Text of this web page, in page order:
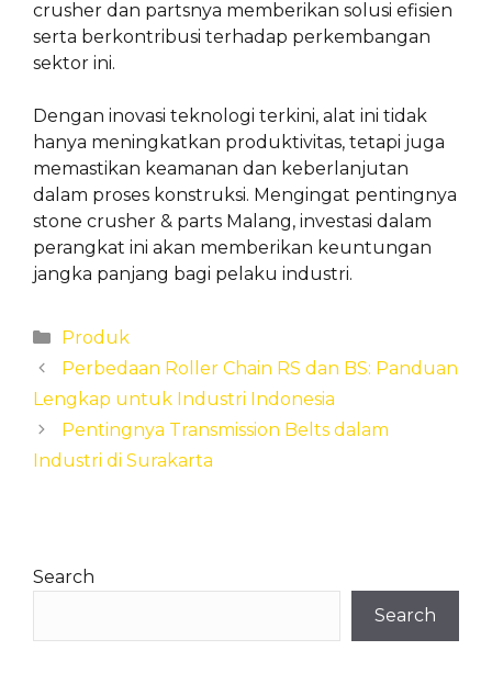
crusher dan partsnya memberikan solusi efisien
serta berkontribusi terhadap perkembangan
sektor ini.
Dengan inovasi teknologi terkini, alat ini tidak
hanya meningkatkan produktivitas, tetapi juga
memastikan keamanan dan keberlanjutan
dalam proses konstruksi. Mengingat pentingnya
stone crusher & parts Malang, investasi dalam
perangkat ini akan memberikan keuntungan
jangka panjang bagi pelaku industri.
Categories
Produk
Perbedaan Roller Chain RS dan BS: Panduan
Lengkap untuk Industri Indonesia
Pentingnya Transmission Belts dalam
Industri di Surakarta
Search
Search